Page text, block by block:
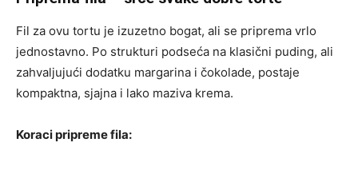
Fil za ovu tortu je izuzetno bogat, ali se priprema vrlo
jednostavno. Po strukturi podseća na klasični puding, ali
zahvaljujući dodatku margarina i čokolade, postaje
kompaktna, sjajna i lako maziva krema.
Koraci pripreme fila: